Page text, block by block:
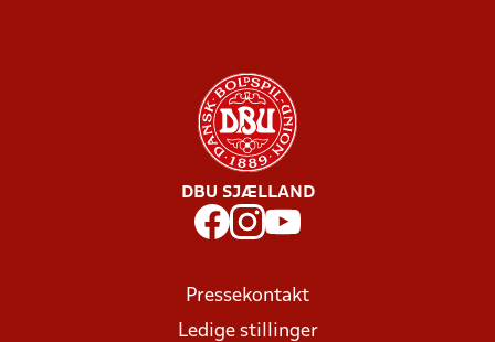
DBU SJÆLLAND
Pressekontakt
Ledige stillinger